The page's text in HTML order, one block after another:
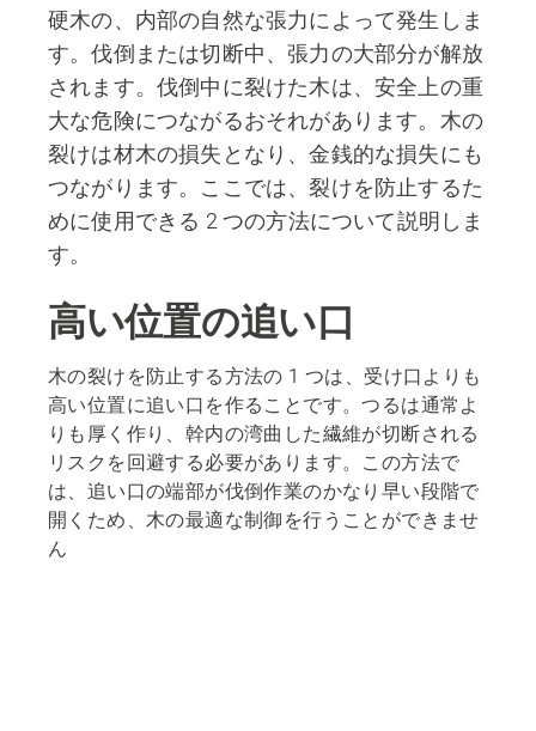
硬木の、内部の自然な張力によって発生しま
す。伐倒または切断中、張力の大部分が解放
されます。伐倒中に裂けた木は、安全上の重
大な危険につながるおそれがあります。木の
裂けは材木の損失となり、金銭的な損失にも
つながります。ここでは、裂けを防止するた
めに使用できる 2 つの方法について説明しま
す。
高い位置の追い口
木の裂けを防止する方法の 1 つは、受け口よりも
高い位置に追い口を作ることです。つるは通常よ
りも厚く作り、幹内の湾曲した繊維が切断される
リスクを回避する必要があります。この方法で
は、追い口の端部が伐倒作業のかなり早い段階で
開くため、木の最適な制御を行うことができませ
ん